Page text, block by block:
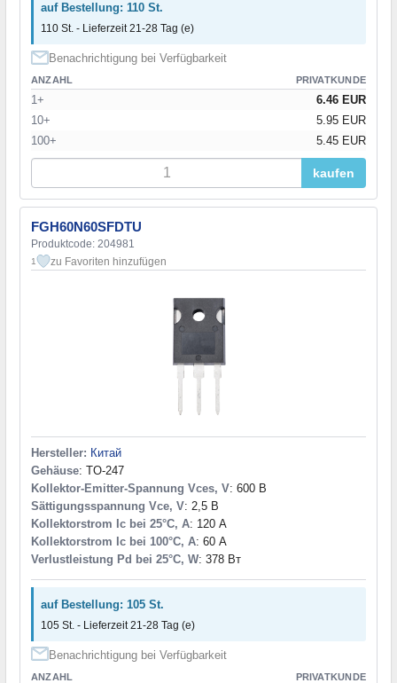
auf Bestellung: 110 St.
110 St. - Lieferzeit 21-28 Tag (e)
Benachrichtigung bei Verfügbarkeit
ANZAHL PRIVATKUNDE
1+
6.46 EUR
10+
5.95 EUR
100+
5.45 EUR
kaufen
FGH60N60SFDTU
Produktcode: 204981
1 zu Favoriten hinzufügen
Hersteller: Китай
Gehäuse: TO-247
Kollektor-Emitter-Spannung Vces, V: 600 В
Sättigungsspannung Vce, V: 2,5 В
Kollektorstrom Ic bei 25°C, A: 120 А
Kollektorstrom Ic bei 100°C, A: 60 А
Verlustleistung Pd bei 25°C, W: 378 Вт
auf Bestellung: 105 St.
105 St. - Lieferzeit 21-28 Tag (e)
Benachrichtigung bei Verfügbarkeit
ANZAHL PRIVATKUNDE